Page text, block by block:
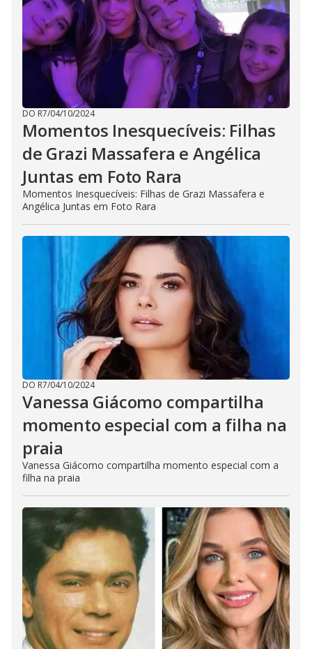
DO R7/04/10/2024
Momentos Inesquecíveis: Filhas
de Grazi Massafera e Angélica
Juntas em Foto Rara
Momentos Inesquecíveis: Filhas de Grazi Massafera e
Angélica Juntas em Foto Rara
DO R7/04/10/2024
Vanessa Giácomo compartilha
momento especial com a filha na
praia
Vanessa Giácomo compartilha momento especial com a
filha na praia